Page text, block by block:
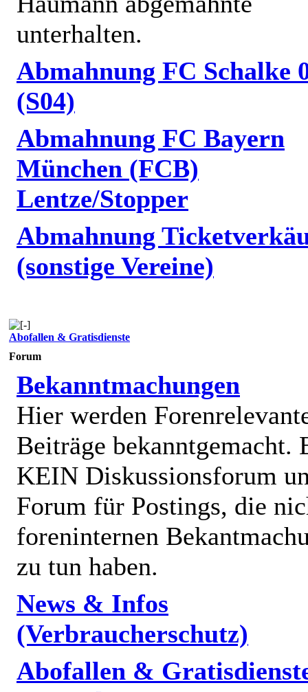
unterhalten.
Abmahnung FC Schalke
(S04)
Abmahnung FC Bayern
München (FCB)
Lentze/Stopper
Abmahnung
(sonstige Vereine)
Abofallen & Gratisdienste
Forum
Bekanntmachungen
Hier werden
Beiträge bekanntgemacht.
KEIN Diskussionsforum
Forum für Postings, die
foreninternen
zu tun haben.
News & Infos
(Verbraucherschutz)
Abofallen &